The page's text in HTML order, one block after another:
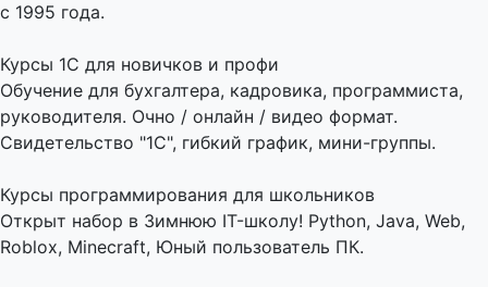
с 1995 года.
Курсы 1С для новичков и профи
Обучение для бухгалтера, кадровика, программиста,
руководителя. Очно / онлайн / видео формат.
Свидетельство "1С", гибкий график, мини-группы.
Курсы программирования для школьников
Открыт набор в Зимнюю IT-школу! Python, Java, Web,
Roblox, Minecraft, Юный пользователь ПК.